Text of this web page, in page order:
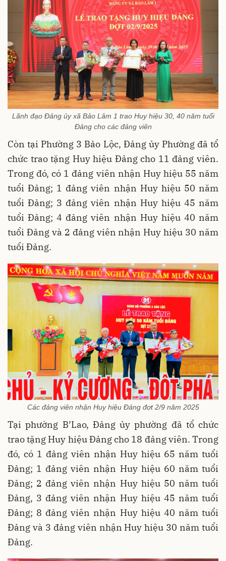
Lãnh đạo Đảng ủy xã Bảo Lâm 1 trao Huy hiệu 30, 40 năm tuổi
Đảng cho các đảng viên
Còn tại Phường 3 Bảo Lộc, Đảng ủy Phường đã tổ
chức trao tặng Huy hiệu Đảng cho 11 đảng viên.
Trong đó, có 1 đảng viên nhận Huy hiệu 55 năm
tuổi Đảng; 1 đảng viên nhận Huy hiệu 50 năm
tuổi Đảng; 3 đảng viên nhận Huy hiệu 45 năm
tuổi Đảng; 4 đảng viên nhận Huy hiệu 40 năm
tuổi Đảng và 2 đảng viên nhận Huy hiệu 30 năm
tuổi Đảng.
Các đảng viên nhận Huy hiệu Đảng đợt 2/9 năm 2025
Tại phường B’Lao, Đảng ủy phường đã tổ chức
trao tặng Huy hiệu Đảng cho 18 đảng viên. Trong
đó, có 1 đảng viên nhận Huy hiệu 65 năm tuổi
Đảng; 1 đảng viên nhận Huy hiệu 60 năm tuổi
Đảng; 2 đảng viên nhận Huy hiệu 50 năm tuổi
Đảng, 3 đảng viên nhận Huy hiệu 45 năm tuổi
Đảng; 8 đảng viên nhận Huy hiệu 40 năm tuổi
Đảng và 3 đảng viên nhận Huy hiệu 30 năm tuổi
Đảng.